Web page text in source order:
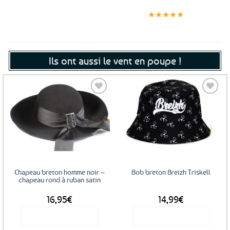
★★★★★
Ils ont aussi le vent en poupe !
Ajouter
aux
favoris
Chapeau breton homme noir –
chapeau rond à ruban satin
16,95€
Ajouter
aux
favoris
Bob breton Breizh Triskell
14,99€